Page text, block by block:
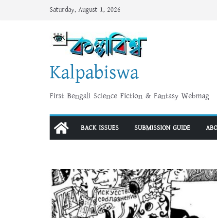
Saturday, August 1, 2026
Kalpabiswa
First Bengali Science Fiction & Fantasy Webmag
BACK ISSUES SUBMISSION GUIDE